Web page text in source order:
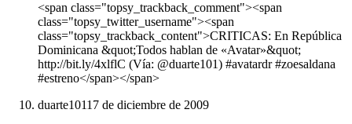
<span class="topsy_trackback_comment"><span
class="topsy_twitter_username"><span
class="topsy_trackback_content">CRITICAS: En República
Dominicana &quot;Todos hablan de «Avatar»&quot;
http://bit.ly/4xlflC (Vía: @duarte101) #avatardr #zoesaldana
#estreno</span></span>
duarte10117 de diciembre de 2009